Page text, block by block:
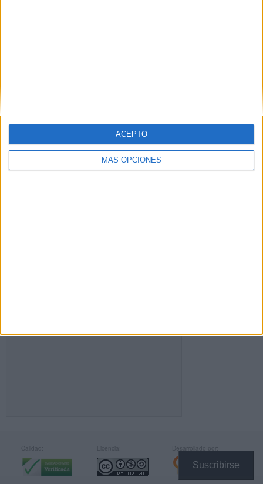
MÁS OPCIONES
ACEPTO
Suscribirse
SIGUE NUESTROS TABLEROS EN